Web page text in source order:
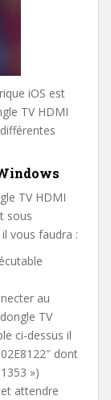
iOS est
TV HDMI
TV HDMI
sous
vous faudra :
au
TV
ci-dessus il
dont
»)
attendre